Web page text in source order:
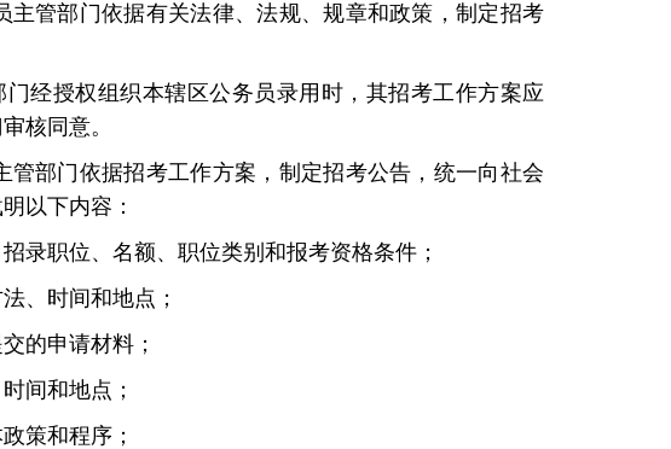
主管部门依据有关法律、法规、规章和政策，制定招考
门经授权组织本辖区公务员录用时，其招考工作方案应
核同意。
管部门依据招考工作方案，制定招考公告，统一向社会
以下内容：
招录职位、名额、职位类别和报考资格条件；
、时间和地点；
的申请材料；
间和地点；
策和程序；